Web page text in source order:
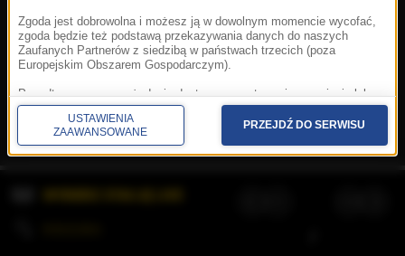
Korzystanie z portalu oznacza akceptację
Prywatność.Aplikacje.© 2026 Radio Muzyka
Fakty Grupa RMF sp. z o.o. sp. k.
Zgoda jest dobrowolna i możesz ją w dowolnym momencie wycofać,
zgoda będzie też podstawą przekazywania danych do naszych
Zaufanych Partnerów z siedzibą w państwach trzecich (poza
Europejskim Obszarem Gospodarczym).
Ponadto masz prawo żądania dostępu, sprostowania, usunięcia lub
ograniczenia przetwarzania danych, a także złożenia skargi do
Prezesa Urzędu Ochrony Danych Osobowych. W polityce prywatności
znajdziesz informacje jak wykonać swoje prawa. Szczegółowe
informacje na temat przetwarzania Twoich danych znajdują się w
USTAWIENIA
ZAAWANSOWANE
PRZEJDŹ DO SERWISU